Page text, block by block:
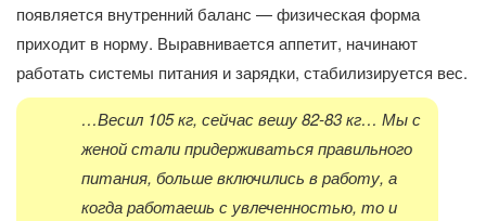
появляется внутренний баланс — физическая форма
приходит в норму. Выравнивается аппетит, начинают
работать системы питания и зарядки, стабилизируется вес.
…Весил 105 кг, сейчас вешу 82-83 кг… Мы с
женой стали придерживаться правильного
питания, больше включились в работу, а
когда работаешь с увлеченностью, то и